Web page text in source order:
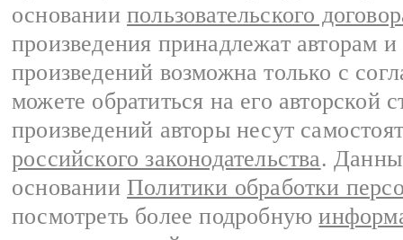
основании пользовательского
произведения принадлежат авторам
произведений возможна только с
можете обратиться на его авторской
произведений авторы несут
российского законодательства.
основании Политики обработки
посмотреть более подробную